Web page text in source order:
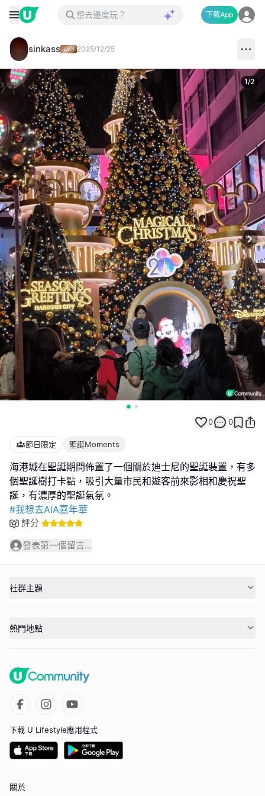
下載App
sinkass 2025/12/25
1/2
0 0
節日限定 聖誕Moments
海港城在聖誕期間佈置了一個關於迪士尼的聖誕裝置，有多
個聖誕樹打卡點，吸引大量市民和遊客前來影相和慶祝聖
#我想去AIA嘉年華
評分
發表第一個留言...
社群主題
熱門地點
下載 U Lifestyle應用程式
關於